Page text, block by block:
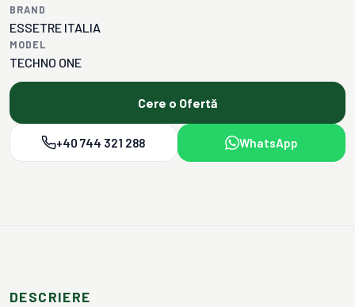
BRAND
ESSETRE ITALIA
MODEL
TECHNO ONE
Cere o Ofertă
+40 744 321 288 WhatsApp
DESCRIERE